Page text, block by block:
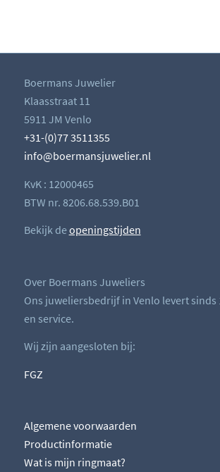
Boermans Juwelier
Klaasstraat 11
5911 JM Venlo
+31-(0)77 3511355
info@boermansjuwelier.nl
KvK : 12000465
BTW nr. 8206.68.539.B01
Bekijk deopeningstijden
Over Boermans Juweliers
Ons juweliersbedrijf in Venlo levert sinds
en service.
Wij zijn aangesloten bij:
FGZ
Algemene voorwaarden
Productinformatie
Wat is mijn ringmaat?